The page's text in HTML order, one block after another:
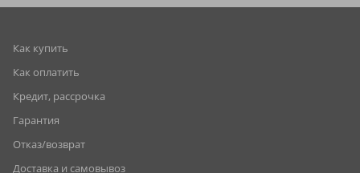
Как купить
Как оплатить
Кредит, рассрочка
Гарантия
Отказ/возврат
Доставка и самовывоз